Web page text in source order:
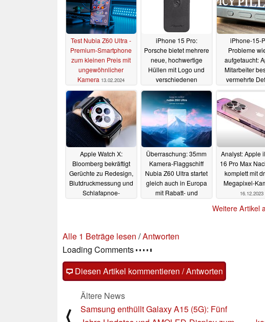
Test Nubia Z60 Ultra -
Premium-Smartphone
zum kleinen Preis mit
ungewöhnlicher
Kamera 13.02.2024
iPhone 15 Pro:
Porsche bietet mehrere
neue, hochwertige
Hüllen mit Logo und
verschiedenen
Aufdrucken an
02.01.2024
iPhone-15-
Probleme
aufgetaucht:
Mitarbeiter
vermehrte
beim
Smartphone
Apple Watch X:
Bloomberg bekräftigt
Gerüchte zu Redesign,
Blutdruckmessung und
Schlafapnoe-
Überraschung: 35mm
Kamera-Flaggschiff
Nubia Z60 Ultra startet
gleich auch in Europa
mit Rabatt- und
Analyst: Apple
16 Pro Max
komplett mit
Megapixel-
16.12.2023
Weitere Artikel
Alle 1 Beträge lesen /Antworten
Loading Comments
Diesen Artikel kommentieren / Antworten
⟨
Ältere News
Samsung enthüllt Galaxy A15 (5G): Fünf